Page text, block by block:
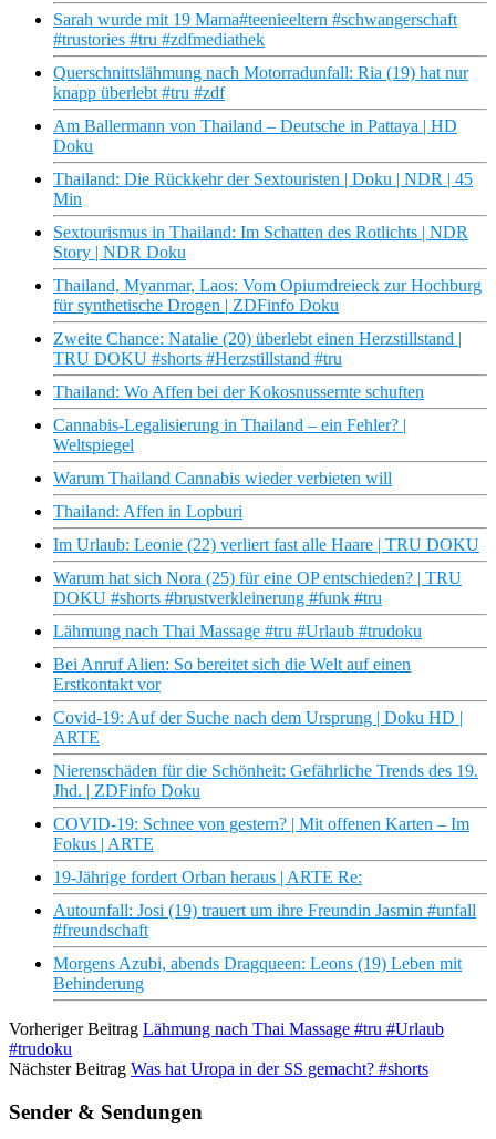
Sarah wurde mit 19 Mama#teenieeltern #schwangerschaft
#trustories #tru #zdfmediathek
Querschnittslähmung nach Motorradunfall: Ria (19) hat nur
knapp überlebt #tru #zdf
Am Ballermann von Thailand – Deutsche in Pattaya | HD
Doku
Thailand: Die Rückkehr der Sextouristen | Doku | NDR | 45
Min
Sextourismus in Thailand: Im Schatten des Rotlichts | NDR
Story | NDR Doku
Thailand, Myanmar, Laos: Vom Opiumdreieck zur Hochburg
für synthetische Drogen | ZDFinfo Doku
Zweite Chance: Natalie (20) überlebt einen Herzstillstand |
TRU DOKU #shorts #Herzstillstand #tru
Thailand: Wo Affen bei der Kokosnussernte schuften
Cannabis-Legalisierung in Thailand – ein Fehler? |
Weltspiegel
Warum Thailand Cannabis wieder verbieten will
Thailand: Affen in Lopburi
Im Urlaub: Leonie (22) verliert fast alle Haare | TRU DOKU
Warum hat sich Nora (25) für eine OP entschieden? | TRU
DOKU #shorts #brustverkleinerung #funk #tru
Lähmung nach Thai Massage #tru #Urlaub #trudoku
Bei Anruf Alien: So bereitet sich die Welt auf einen
Erstkontakt vor
Covid-19: Auf der Suche nach dem Ursprung | Doku HD |
ARTE
Nierenschäden für die Schönheit: Gefährliche Trends des 19.
Jhd. | ZDFinfo Doku
COVID-19: Schnee von gestern? | Mit offenen Karten – Im
Fokus | ARTE
19-Jährige fordert Orban heraus | ARTE Re:
Autounfall: Josi (19) trauert um ihre Freundin Jasmin #unfall
#freundschaft
Morgens Azubi, abends Dragqueen: Leons (19) Leben mit
Behinderung
Vorheriger Beitrag Lähmung nach Thai Massage #tru #Urlaub
#trudoku
Nächster Beitrag Was hat Uropa in der SS gemacht? #shorts
Sender & Sendungen